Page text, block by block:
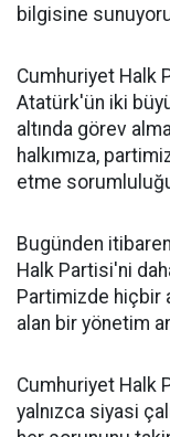
bilgisine
Cumhuriyet Halk
Atatürk'ün iki
altında görev
halkımıza,
etme
Bugünden
Halk Partisi'ni
Partimizde hiçbir
alan bir yönetim
Cumhuriyet Halk
yalnızca siyasi